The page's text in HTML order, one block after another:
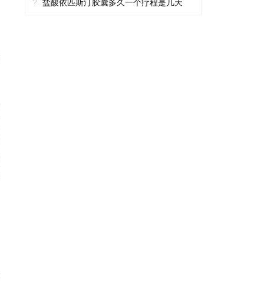
? 盐酸依匹斯汀胶囊多久一个疗程是几天